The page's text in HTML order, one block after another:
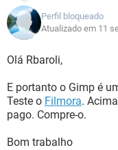
Perfil bloqueado
Atualizado em 11
Olá Rbaroli,
E portanto o Gimp é
Teste o Filmora.
pago. Compre-o.
Bom trabalho